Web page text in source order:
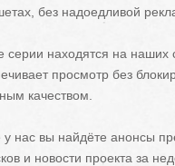
без надоедливой
серии находятся на наших
просмотр без
качеством.
у нас вы найдёте анонсы
и новости проекта за